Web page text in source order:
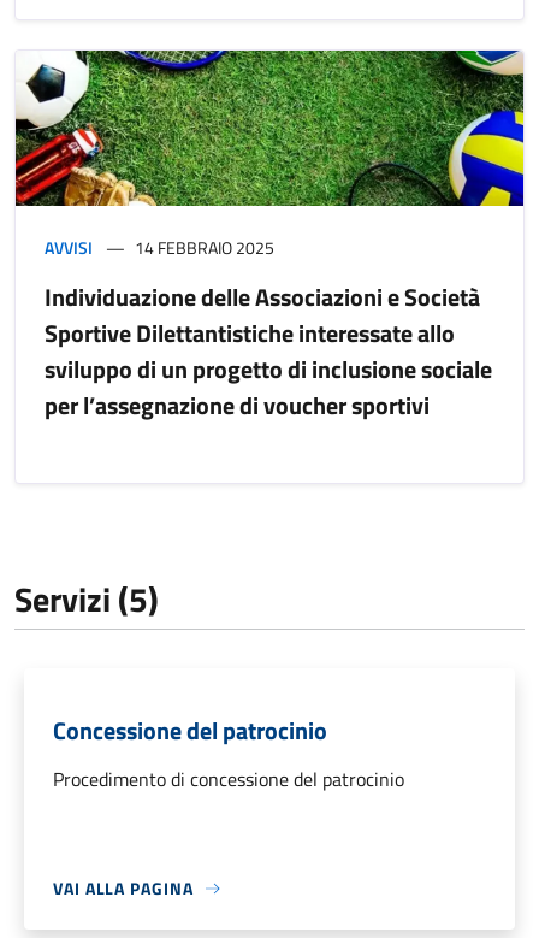
AVVISI 14 FEBBRAIO 2025
Individuazione delle Associazioni e Società
Sportive Dilettantistiche interessate allo
sviluppo di un progetto di inclusione sociale
per l’assegnazione di voucher sportivi
Servizi (5)
Concessione del patrocinio
Procedimento di concessione del patrocinio
VAI ALLA PAGINA